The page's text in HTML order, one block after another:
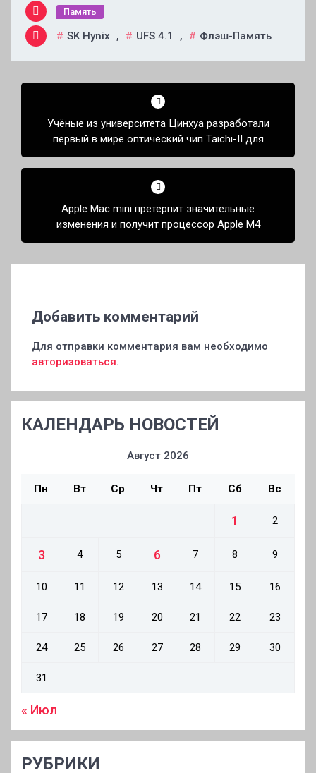
Память
SK Hynix , UFS 4.1 , Флэш-Память
Навигация
записямУчёные из университета Цинхуа разработали
первый в мире оптический чип Taichi-II для
ИИ-задач
Apple Mac mini претерпит значительные
изменения и получит процессор Apple M4
Добавить комментарий
Для отправки комментария вам необходимо
авторизоваться.
КАЛЕНДАРЬ НОВОСТЕЙ
Август 2026
Пн Вт Ср Чт Пт Сб Вс
1 2
3 4 5 6 7 8 9
10 11 12 13 14 15 16
17 18 19 20 21 22 23
24 25 26 27 28 29 30
31
« Июл
РУБРИКИ